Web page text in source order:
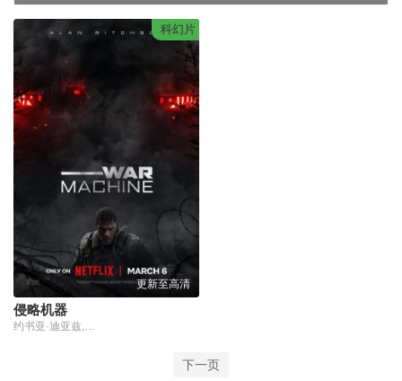
科幻片
更新至高清
侵略机器
约书亚·迪亚兹,阿兰·里奇森,丹尼斯·奎德,杰·科特尼,埃塞·莫拉雷斯,杰克·派顿,丹尼尔·韦伯,凯南·朗斯代尔,大卫·汤姆林森,史蒂芬·詹姆士,乔伊·维埃拉,杰克·莱恩,克里斯托弗·卡比,詹姆斯·博福特,Matt Testro,Victory Ndukwe,Blake Richardson,Jacob Hohua,Heather Burridge,Will Curtin
下一页